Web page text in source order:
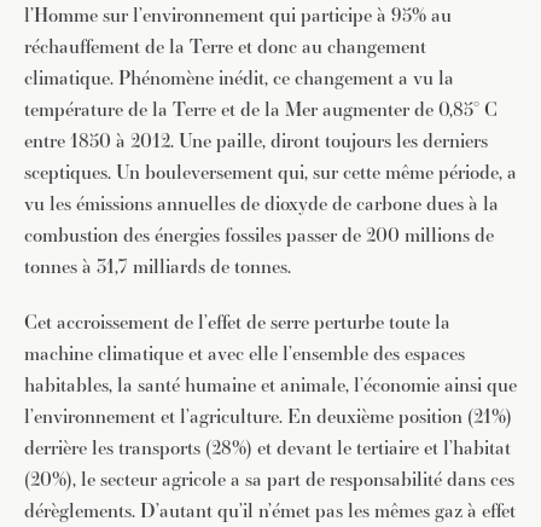
l’Homme sur l’environnement qui participe à 95% au
réchauffement de la Terre et donc au changement
climatique. Phénomène inédit, ce changement a vu la
température de la Terre et de la Mer augmenter de 0,85° C
entre 1850 à 2012. Une paille, diront toujours les derniers
sceptiques. Un bouleversement qui, sur cette même période, a
vu les émissions annuelles de dioxyde de carbone dues à la
combustion des énergies fossiles passer de 200 millions de
tonnes à 31,7 milliards de tonnes.
Cet accroissement de l’effet de serre perturbe toute la
machine climatique et avec elle l’ensemble des espaces
habitables, la santé humaine et animale, l’économie ainsi que
l’environnement et l’agriculture. En deuxième position (21%)
derrière les transports (28%) et devant le tertiaire et l’habitat
(20%), le secteur agricole a sa part de responsabilité dans ces
dérèglements. D’autant qu’il n’émet pas les mêmes gaz à effet